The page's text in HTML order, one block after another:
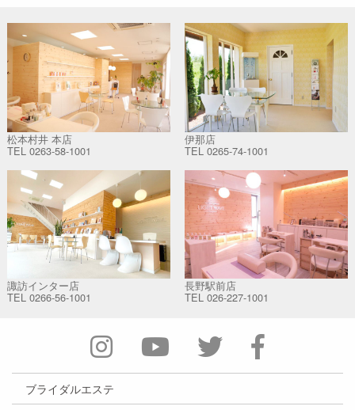
松本村井 本店
TEL 0263-58-1001
伊那店
TEL 0265-74-1001
諏訪インター店
TEL 0266-56-1001
長野駅前店
TEL 026-227-1001
ブライダルエステ